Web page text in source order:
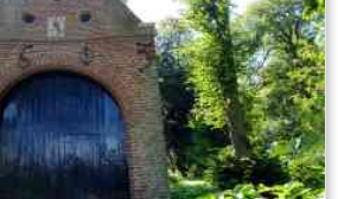
niets is minder waar.
visrestaurants ligt in het
Europa eenzaam en
in het restaurant leert
van de gebroeders De
laatste overgebleven vissers